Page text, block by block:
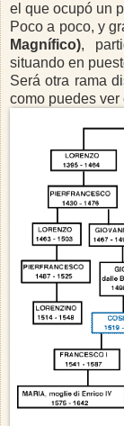
el que ocupó un
Poco a poco, y
Magnífico),
situando en
Será otra rama
como puedes